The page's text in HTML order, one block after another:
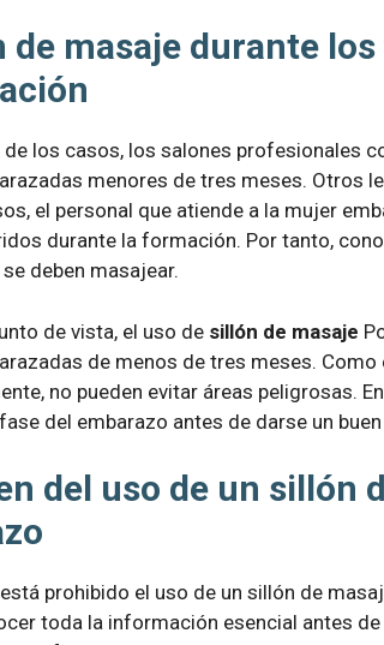
de masaje durante
de los casos, los salones profesionales
menores de tres meses. Otros
el personal que atiende a la mujer
durante la formación. Por tanto,
deben masajear.
de vista, el uso de sillón de masaje
de menos de tres meses.
no pueden evitar áreas peligrosas.
del embarazo antes de darse un
del uso de un sillón
prohibido el uso de un sillón de
toda la información esencial antes